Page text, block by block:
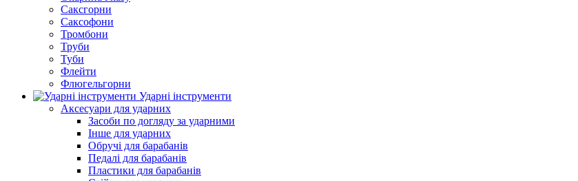
Саксгорни
Саксофони
Тромбони
Труби
Туби
Флейти
Флюгельгорни
Ударні інструменти
Аксесуари для ударних
Засоби по догляду за ударними
Інше для ударних
Обручі для барабанів
Педалі для барабанів
Пластики для барабанів